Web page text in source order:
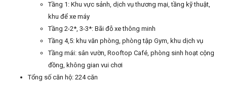
Tầng 1: Khu vực sảnh, dịch vụ thương mại, tầng kỹ thuật,
khu để xe máy
Tầng 2-2*, 3-3*: Bãi đỗ xe thông minh
Tầng 4,5: khu văn phòng, phòng tập Gym, khu dịch vụ
Tầng mái: sân vườn, Rooftop Café, phòng sinh hoạt cộng
đồng, không gian vui chơi
Tổng số căn hộ: 224 căn